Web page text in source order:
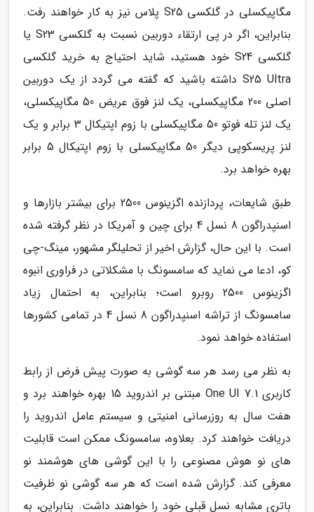
مگاپیکسلی در گلکسی S25 پلاس نیز به کار خواهند رفت.
بنابراین، اگر در پی ارتقاء دوربین نسبت به گلکسی S23 یا
گلکسی S24 خود هستید، شاید احتیاج به خرید گلکسی
S25 Ultra داشته باشید که گفته می گردد از یک دوربین
اصلی 200 مگاپیکسلی، یک لنز فوق عریض 50 مگاپیکسلی،
یک لنز تله فوتو 50 مگاپیکسلی با زوم اپتیکال 3 برابر و یک
لنز پریسکوپی دیگر 50 مگاپیکسلی با زوم اپتیکال 5 برابر
بهره خواهد برد.
طبق شایعات، پردازنده اگزینوس 2500 برای بیشتر بازارها و
اسنپدراگون 8 نسل 4 برای چین و آمریکا در نظر گرفته شده
است. با این حال، گزارش اخیر از تحلیلگر مشهور، مینگ-چی
کو، ادعا می نماید که سامسونگ با مشکلاتی در فراوری انبوه
اگزینوس 2500 روبرو است؛ بنابراین، به احتمال زیاد
سامسونگ از تراشه اسنپدراگون 8 نسل 4 در تمامی کشورها
استفاده خواهد نمود.
به نظر می رسد هر سه گوشی به صورت پیش فرض از رابط
کاربری One UI 7.1 مبتنی بر اندروید 15 بهره خواهند برد و
هفت سال به روزرسانی امنیتی و سیستم عامل اندروید را
دریافت خواهند کرد. بعلاوه، سامسونگ ممکن است قابلیت
های نو هوش مصنوعی را با این گوشی های هوشمند نو
معرفی کند. گزارش شده است که هر سه گوشی نو ظرفیت
باتری مشابه نسل قبلی خود را خواهند داشت. بنابراین، به